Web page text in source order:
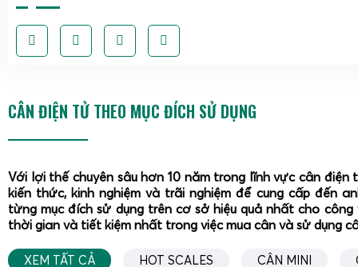
CÂN ĐIỆN TỬ THEO MỤC ĐÍCH SỬ DỤNG
Với lợi thế chuyên sâu hơn 10 năm trong lĩnh vực cân điện
kiến thức, kinh nghiệm và trãi nghiệm để cung cấp đến
từng mục đích sử dụng trên cơ sở hiệu quả nhất cho
thời gian và tiết kiệm nhất trong việc mua cân và sử dụng
XEM TẤT CẢ HOT SCALES CÂN MINI